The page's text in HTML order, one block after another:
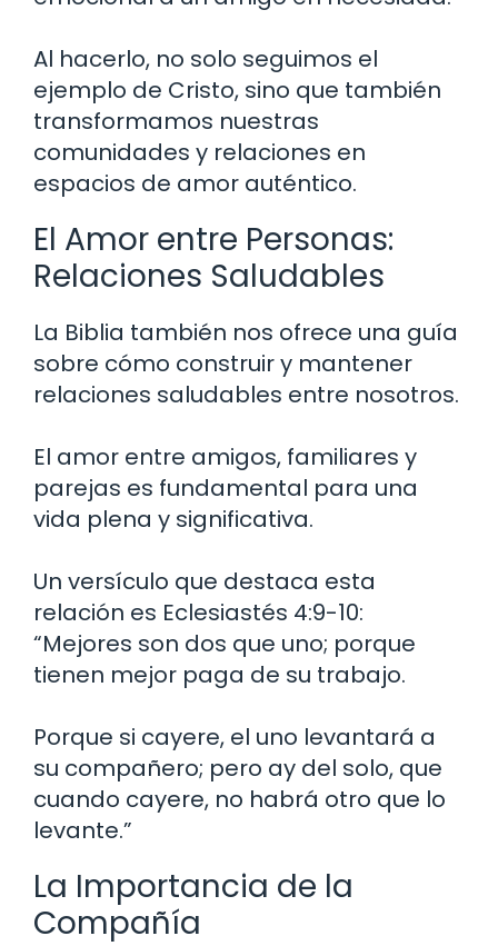
Al hacerlo, no solo seguimos el
ejemplo de Cristo, sino que también
transformamos nuestras
comunidades y relaciones en
espacios de amor auténtico.
El Amor entre Personas:
Relaciones Saludables
La Biblia también nos ofrece una guía
sobre cómo construir y mantener
relaciones saludables entre nosotros.
El amor entre amigos, familiares y
parejas es fundamental para una
vida plena y significativa.
Un versículo que destaca esta
relación es Eclesiastés 4:9-10:
“Mejores son dos que uno; porque
tienen mejor paga de su trabajo.
Porque si cayere, el uno levantará a
su compañero; pero ay del solo, que
cuando cayere, no habrá otro que lo
levante.”
La Importancia de la
Compañía